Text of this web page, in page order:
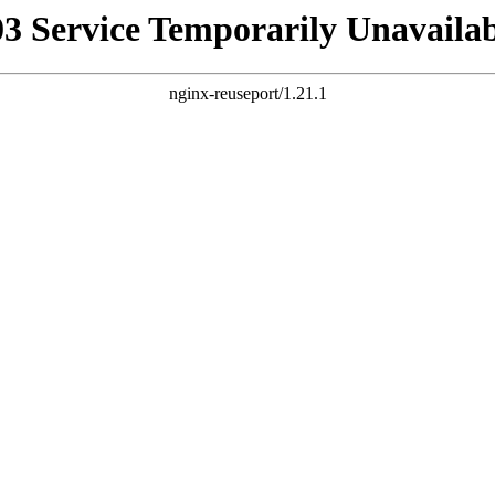
Service Temporarily
nginx-reuseport/1.21.1